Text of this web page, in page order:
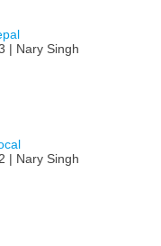
| Nary Singh
| Nary Singh